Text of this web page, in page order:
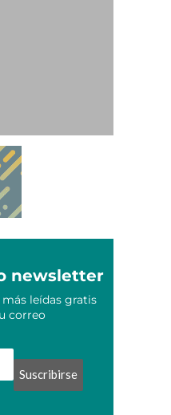
newsletter
leídas gratis
correo
Suscribirse